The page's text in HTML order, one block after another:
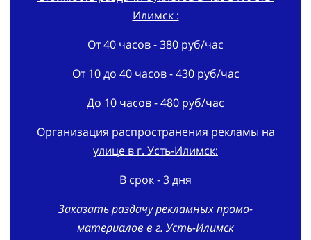
От 40 часов - 380 руб/час
От 10 до 40 часов - 430 руб/час
До 10 часов - 480 руб/час
Организация распространения рекламы на
В срок - 3 дня
Заказать раздачу рекламных промо-
материалов в г. Усть-Илимск